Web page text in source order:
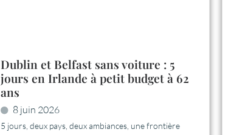
Dublin et Belfast sans voiture : 5
jours en Irlande à petit budget à 62
ans
8 juin 2026
5 jours, deux pays, deux ambiances, une frontière